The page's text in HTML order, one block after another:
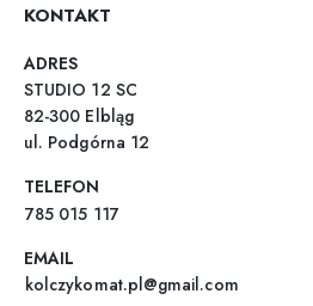
KONTAKT
ADRES
STUDIO 12 SC
82-300 Elbląg
ul. Podgórna 12
TELEFON
785 015 117
EMAIL
kolczykomat.pl@gmail.com